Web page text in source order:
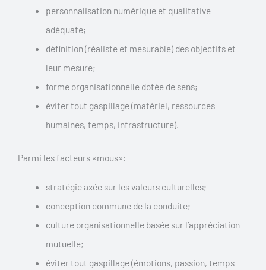
personnalisation numérique et qualitative
adéquate;
définition (réaliste et mesurable) des objectifs et
leur mesure;
forme organisationnelle dotée de sens;
éviter tout gaspillage (matériel, ressources
humaines, temps, infrastructure).
Parmi les facteurs «mous»:
stratégie axée sur les valeurs culturelles;
conception commune de la conduite;
culture organisationnelle basée sur l’appréciation
mutuelle;
éviter tout gaspillage (émotions, passion, temps